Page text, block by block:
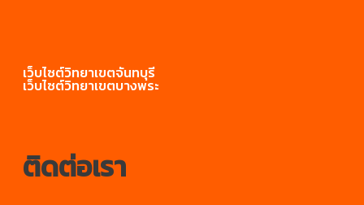
เว็บไซต์วิทยาเขตจันทบุรี
เว็บไซต์วิทยาเขตบางพระ
ติดต่อเรา